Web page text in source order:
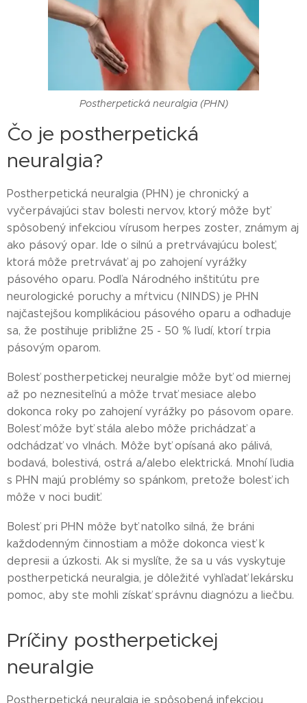
Postherpetická neuralgia (PHN)
Čo je postherpetická
neuralgia?
Postherpetická neuralgia (PHN) je chronický a
vyčerpávajúci stav bolesti nervov, ktorý môže byť
spôsobený infekciou vírusom herpes zoster, známym aj
ako pásový opar. Ide o silnú a pretrvávajúcu bolesť,
ktorá môže pretrvávať aj po zahojení vyrážky
pásového oparu. Podľa Národného inštitútu pre
neurologické poruchy a mŕtvicu (NINDS) je PHN
najčastejšou komplikáciou pásového oparu a odhaduje
sa, že postihuje približne 25 - 50 % ľudí, ktorí trpia
pásovým oparom.
Bolesť postherpetickej neuralgie môže byť od miernej
až po neznesiteľnú a môže trvať mesiace alebo
dokonca roky po zahojení vyrážky po pásovom opare.
Bolesť môže byť stála alebo môže prichádzať a
odchádzať vo vlnách. Môže byť opísaná ako pálivá,
bodavá, bolestivá, ostrá a/alebo elektrická. Mnohí ľudia
s PHN majú problémy so spánkom, pretože bolesť ich
môže v noci budiť.
Bolesť pri PHN môže byť natoľko silná, že bráni
každodenným činnostiam a môže dokonca viesť k
depresii a úzkosti. Ak si myslíte, že sa u vás vyskytuje
postherpetická neuralgia, je dôležité vyhľadať lekársku
pomoc, aby ste mohli získať správnu diagnózu a liečbu.
Príčiny postherpetickej
neuralgie
Postherpetická neuralgia je spôsobená infekciou